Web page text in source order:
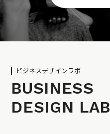
ビジネスデザインラボ
BUSINESS
DESIGN LAB